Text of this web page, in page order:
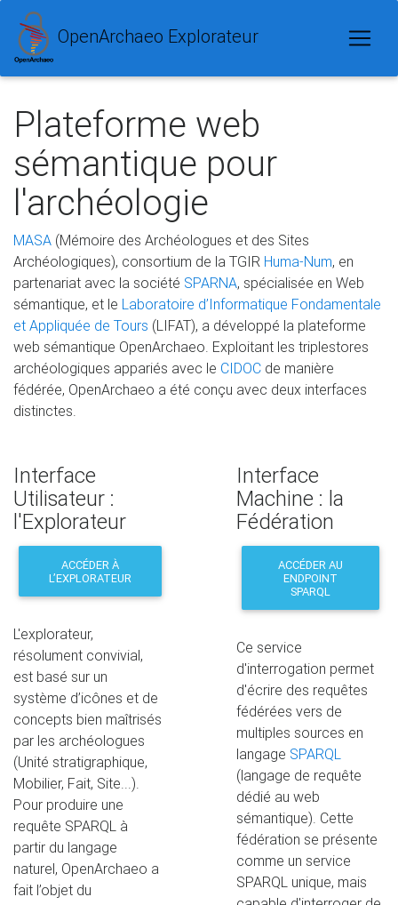
OpenArchaeo Explorateur
Plateforme web
sémantique pour
l'archéologie
MASA (Mémoire des Archéologues et des Sites
Archéologiques), consortium de la TGIR Huma-Num, en
partenariat avec la société SPARNA, spécialisée en Web
sémantique, et le Laboratoire d’Informatique Fondamentale
et Appliquée de Tours (LIFAT), a développé la plateforme
web sémantique OpenArchaeo. Exploitant les triplestores
archéologiques appariés avec le CIDOC de manière
fédérée, OpenArchaeo a été conçu avec deux interfaces
distinctes.
Interface
Machine : la
Fédération
ACCÉDER AU
ENDPOINT
SPARQL
Ce service
d'interrogation permet
d'écrire des requêtes
fédérées vers de
multiples sources en
langage SPARQL
(langage de requête
dédié au web
sémantique). Cette
fédération se présente
comme un service
SPARQL unique, mais
Interface
Utilisateur :
l'Explorateur
ACCÉDER À
L’EXPLORATEUR
L'explorateur,
résolument convivial,
est basé sur un
système d’icônes et de
concepts bien maîtrisés
par les archéologues
(Unité stratigraphique,
Mobilier, Fait, Site...).
Pour produire une
requête SPARQL à
partir du langage
naturel, OpenArchaeo a
fait l’objet du